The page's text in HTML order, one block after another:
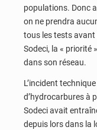
populations. Donc
on ne prendra
tous les tests avant
Sodeci, la « priorité
dans son réseau.
L’incident
d’hydrocarbures à
Sodeci avait
depuis lors dans la